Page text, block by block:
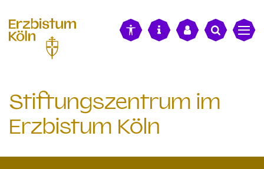
Stiftungszentrum im
Erzbistum Köln